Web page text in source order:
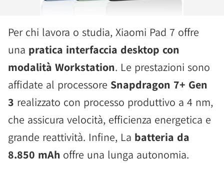
Per chi lavora o studia, Xiaomi Pad 7 offre
una pratica interfaccia desktop con
modalità Workstation. Le prestazioni sono
affidate al processore Snapdragon 7+ Gen
3 realizzato con processo produttivo a 4 nm,
che assicura velocità, efficienza energetica e
grande reattività. Infine, La batteria da
8.850 mAh offre una lunga autonomia.